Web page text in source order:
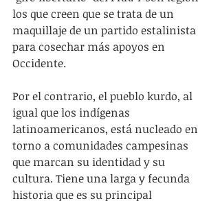
los que creen que se trata de un
maquillaje de un partido estalinista
para cosechar más apoyos en
Occidente.
Por el contrario, el pueblo kurdo, al
igual que los indígenas
latinoamericanos, está nucleado en
torno a comunidades campesinas
que marcan su identidad y su
cultura. Tiene una larga y fecunda
historia que es su principal